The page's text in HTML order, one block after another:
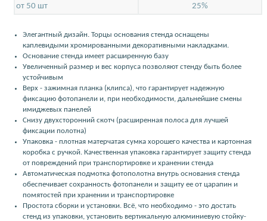
от 50 шт 25%
Элегантный дизайн. Торцы основания стенда оснащены
каплевидыми хромированными декоративными накладками.
Основание стенда имеет расширенную базу
Увеличенный размер и вес корпуса позволяют стенду быть более
устойчивым
Верх - зажимная планка (клипса), что гарантирует надежную
фиксацию фотопанели и, при необходимости, дальнейшие смены
имиджевых панелей
Снизу двухсторонний скотч (расширенная полоса для лучшей
фиксации полотна)
Упаковка - плотная матерчатая сумка хорошего качества и картонная
коробка с ручкой. Качественная упаковка гарантирует защиту стенда
от повреждений при транспортировке и хранении стенда
Автоматическая подмотка фотополотна внутрь основания стенда
обеспечивает сохранность фотопанели и защиту ее от царапин и
помятостей при хранении и транспортировке
Простота сборки и установки. Всё, что необходимо - это достать
стенд из упаковки, установить вертикальную алюминиевую стойку-